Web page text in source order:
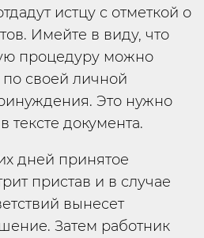
истцу с отметкой о
Имейте в виду, что
процедуру можно
своей личной
Это нужно
тексте документа.
дней принятое
пристав и в случае
вынесет
Затем работник